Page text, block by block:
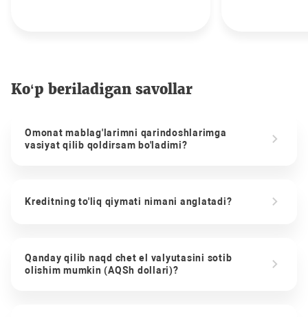
Ko‘p beriladigan savollar
Omonat mablag'larimni qarindoshlarimga
vasiyat qilib qoldirsam bo'ladimi?
Kreditning to'liq qiymati nimani anglatadi?
Qanday qilib naqd chet el valyutasini sotib
olishim mumkin (AQSh dollari)?